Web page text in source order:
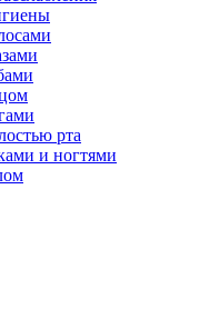
рта
и ногтями